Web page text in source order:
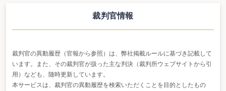
裁判官情報
裁判官の異動履歴（官報から参照）は、弊社掲載ルールに基づき記載して
います。また、その裁判官が扱った主な判決（裁判所ウェブサイトから引
用）なども、随時更新しています。
本サービスは、裁判官の異動履歴を検索いただくことを目的としたもの